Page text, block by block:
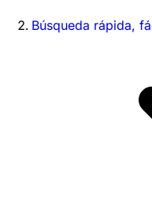
Búsqueda rápida,